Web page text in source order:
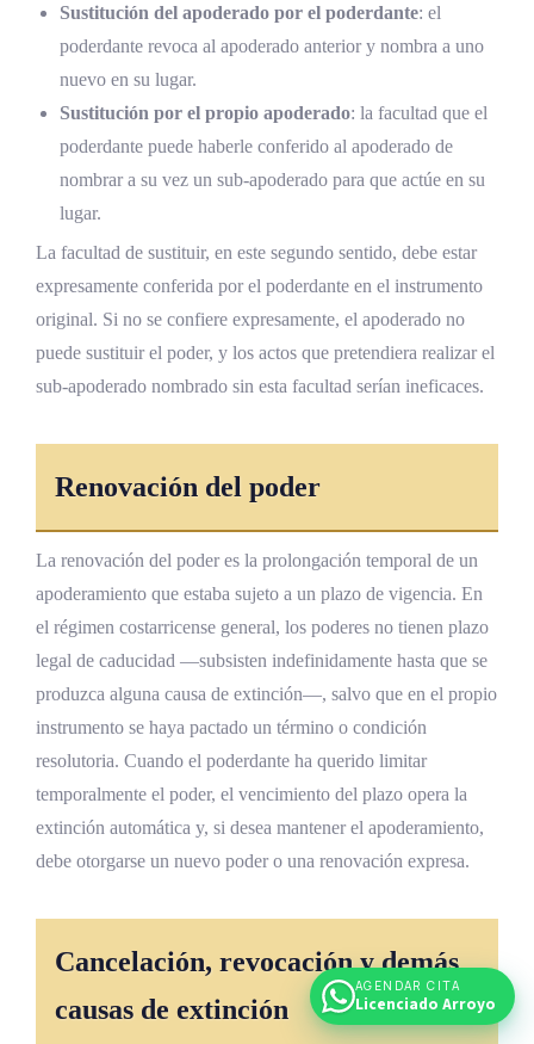
Sustitución del apoderado por el poderdante: el
poderdante revoca al apoderado anterior y nombra a uno
nuevo en su lugar.
Sustitución por el propio apoderado: la facultad que el
poderdante puede haberle conferido al apoderado de
nombrar a su vez un sub-apoderado para que actúe en su
lugar.
La facultad de sustituir, en este segundo sentido, debe estar
expresamente conferida por el poderdante en el instrumento
original. Si no se confiere expresamente, el apoderado no
puede sustituir el poder, y los actos que pretendiera realizar el
sub-apoderado nombrado sin esta facultad serían ineficaces.
Renovación del poder
La renovación del poder es la prolongación temporal de un
apoderamiento que estaba sujeto a un plazo de vigencia. En
el régimen costarricense general, los poderes no tienen plazo
legal de caducidad —subsisten indefinidamente hasta que se
produzca alguna causa de extinción—, salvo que en el propio
instrumento se haya pactado un término o condición
resolutoria. Cuando el poderdante ha querido limitar
temporalmente el poder, el vencimiento del plazo opera la
extinción automática y, si desea mantener el apoderamiento,
debe otorgarse un nuevo poder o una renovación expresa.
Cancelación, revocación y demás
causas de extinción
AGENDAR CITA
Licenciado Arroyo